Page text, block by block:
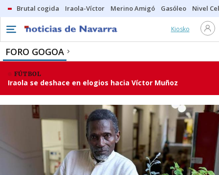
Brutal cogida Iraola-Víctor Merino Amigó Gasóleo Nivel
Kiosko
FORO GOGOA
FÚTBOL
Iraola se deshace en elogios hacia Víctor Muñoz